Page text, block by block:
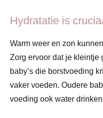
Hydratatie is
Warm weer en zon
Zorg ervoor dat je kleintje
baby’s die borstvoeding
vaker voeden. Oudere
voeding ook water